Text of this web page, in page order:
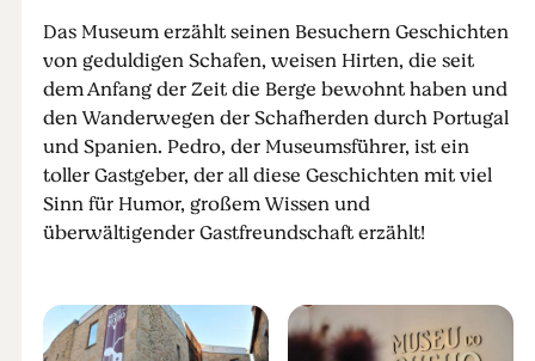
Das Museum erzählt seinen Besuchern Geschichten
von geduldigen Schafen, weisen Hirten, die seit
dem Anfang der Zeit die Berge bewohnt haben und
den Wanderwegen der Schafherden durch Portugal
und Spanien. Pedro, der Museumsführer, ist ein
toller Gastgeber, der all diese Geschichten mit viel
Sinn für Humor, großem Wissen und
überwältigender Gastfreundschaft erzählt!